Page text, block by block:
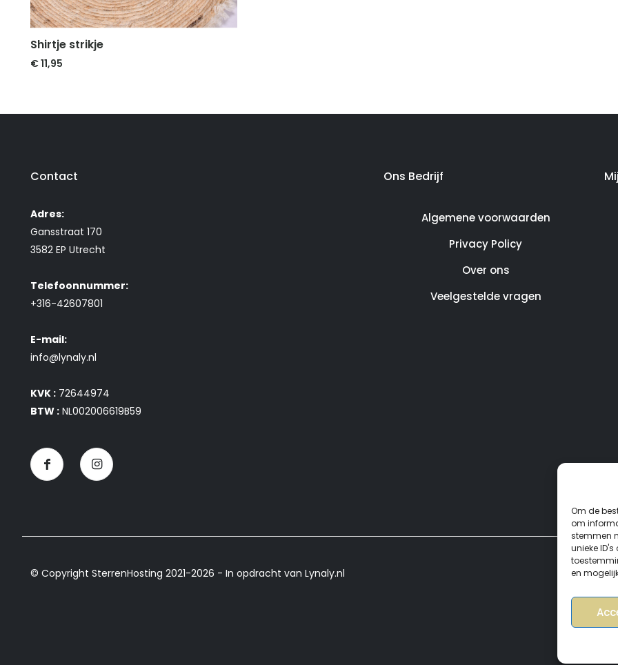
Om de
om
stemmen
unieke
en
Shirtje strikje
€11,95
Contact
Adres:
Gansstraat 170
3582 EP Utrecht
Telefoonnummer:
+316-42607801
E-mail:
info@lynaly.nl
KVK : 72644974
BTW : NL002006619B59
Ons Bedrijf
Algemene voorwaarden
Privacy Policy
Over ons
Veelgestelde vragen
© Copyright SterrenHosting 2021-2026 - In opdracht van Lynaly.nl